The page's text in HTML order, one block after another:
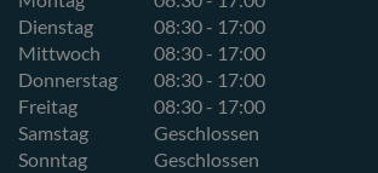
Dienstag
08:30 - 17:00
Mittwoch
08:30 - 17:00
Donnerstag
08:30 - 17:00
Freitag
08:30 - 17:00
Samstag
Geschlossen
Sonntag
Geschlossen